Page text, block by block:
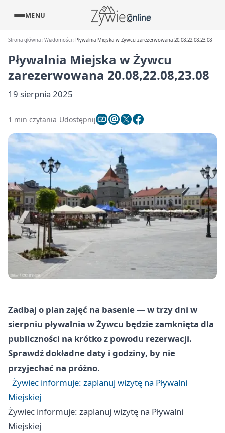
MENU
Strona główna Wiadomości Pływalnia Miejska w Żywcu zarezerwowana 20.08,22.08,23.08
Pływalnia Miejska w Żywcu
zarezerwowana 20.08,22.08,23.08
19 sierpnia 2025
1 min czytania Udostępnij
Zadbaj o plan zajęć na basenie — w trzy dni w
sierpniu pływalnia w Żywcu będzie zamknięta dla
publiczności na krótko z powodu rezerwacji.
Sprawdź dokładne daty i godziny, by nie
przyjechać na próżno.
Żywiec informuje: zaplanuj wizytę na Pływalni
Miejskiej
Żywiec informuje: zaplanuj wizytę na Pływalni
Miejskiej